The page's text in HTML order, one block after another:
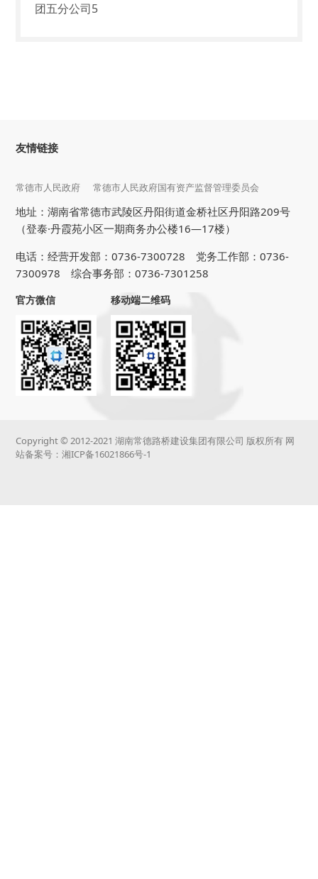
团五分公司5
友情链接
常德市人民政府 常德市人民政府国有资产监督管理委员会
地址：湖南省常德市武陵区丹阳街道金桥社区丹阳路209号
（登泰·丹霞苑小区一期商务办公楼16—17楼）
电话：经营开发部：0736-7300728 党务工作部：0736-
7300978 综合事务部：0736-7301258
官方微信 移动端二维码
Copyright © 2012-2021 湖南常德路桥建设集团有限公司 版权所有 网
站备案号：湘ICP备16021866号-1